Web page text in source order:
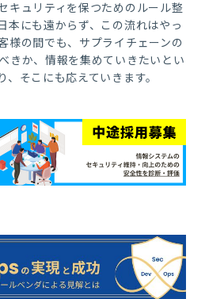
キュリティを保つためのルール整
本にも遠からず、この流れはやっ
様の間でも、サプライチェーンの
きか、情報を集めていきたいとい
、そこにも応えていきます。